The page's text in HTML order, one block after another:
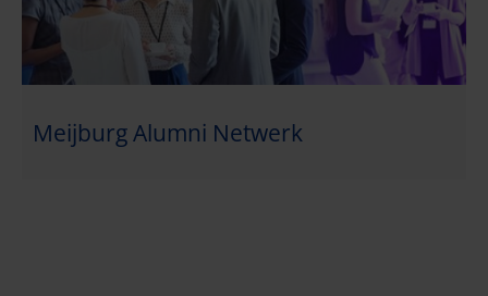
Meijburg Alumni Netwerk